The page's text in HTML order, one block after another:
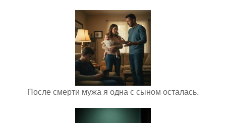
После смерти мужа я одна с сыном осталась.